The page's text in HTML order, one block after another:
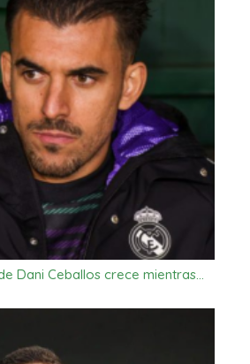
Dani Ceballos crece mientras…